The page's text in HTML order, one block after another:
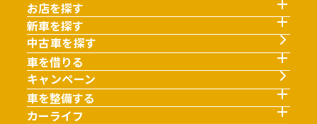
お店を探す
新車を探す
中古車を探す
車を借りる
キャンペーン
車を整備する
カーライフ